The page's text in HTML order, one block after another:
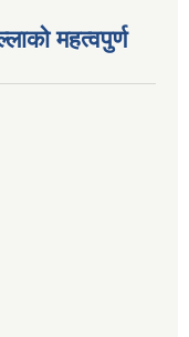
महत्वपुर्ण